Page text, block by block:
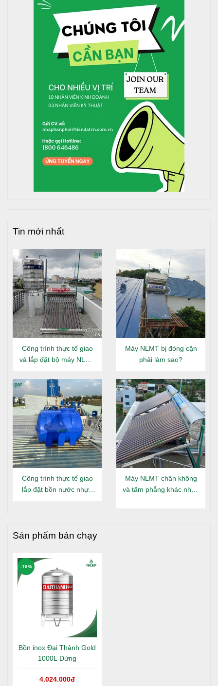
Tin mới nhất
Công trình thực tế giao
và lắp đặt bộ máy NLMT
Đông Hưng Thuận
Máy NLMT bị đóng cặn
phải làm sao?
Công trình thực tế giao
lắp đặt bồn nước nhựa
Máy NLMT chân không
và tấm phẳng khác nhau
Sản phẩm bán chạy
Bồn inox Đại Thành Gold
1000L Đứng
4.024.000đ
-19%